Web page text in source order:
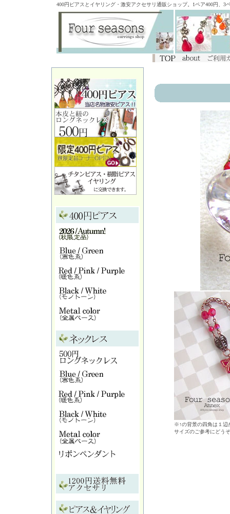
400円ピアスとイヤリング・激安アクセサリ通販ショップ。1ペア400円、
※↑の背景の四角は１辺
サイズのご参考にどう